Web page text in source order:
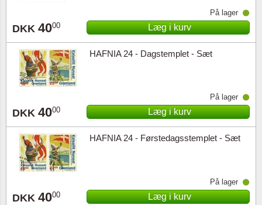
DKK 4000
På lager
Læg i kurv
HAFNIA 24 - Dagstemplet - Sæt
DKK 4000
På lager
Læg i kurv
HAFNIA 24 - Førstedagsstemplet - Sæt
DKK 4000
På lager
Læg i kurv